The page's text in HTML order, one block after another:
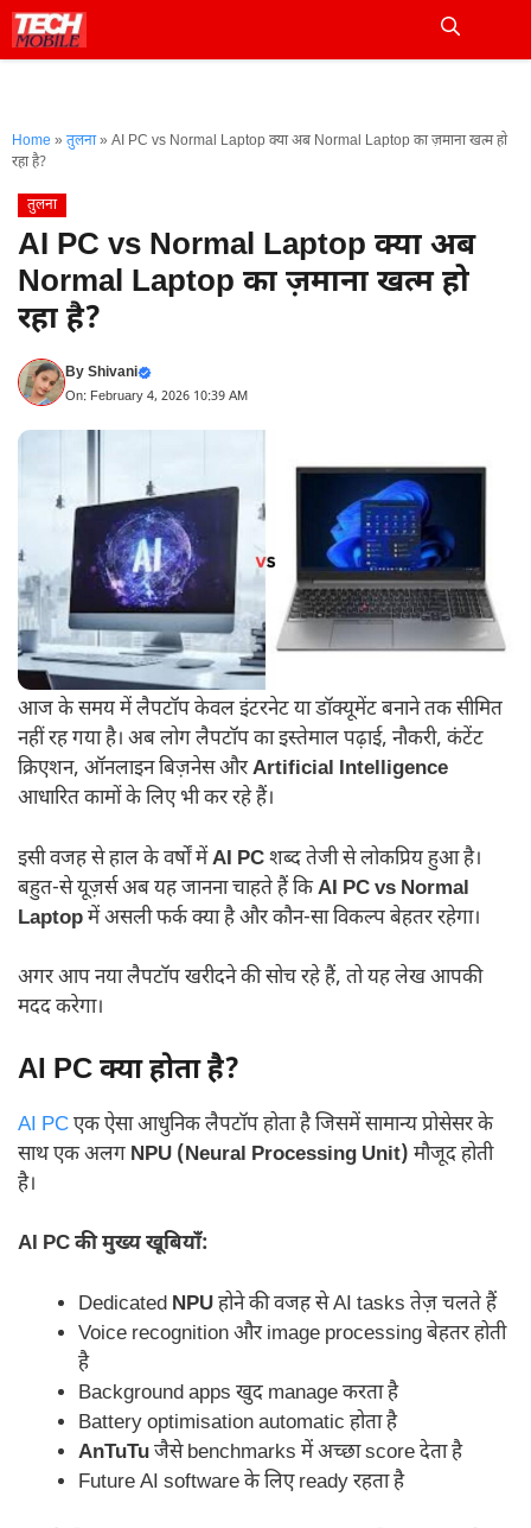
Skip
to
Home » तुलना» AI PC vs Normal Laptop क्या अब Normal Laptop का ज़माना खत्म हो
रहा है?
तुलना
AI PC vs Normal Laptop क्या अब
Normal Laptop का ज़माना खत्म हो
रहा है?
ByShivani
On: February 4, 2026 10:39 AM
आज के समय में लैपटॉप केवल इंटरनेट या डॉक्यूमेंट बनाने तक सीमित
नहीं रह गया है। अब लोग लैपटॉप का इस्तेमाल पढ़ाई, नौकरी, कंटेंट
क्रिएशन, ऑनलाइन बिज़नेस औरArtificial Intelligence
आधारित कामों के लिए भी कर रहे हैं।
इसी वजह से हाल के वर्षों मेंAI PCशब्द तेजी से लोकप्रिय हुआ है।
बहुत-से यूज़र्स अब यह जानना चाहते हैं किAI PC vs Normal
Laptopमें असली फर्क क्या है और कौन-सा विकल्प बेहतर रहेगा।
अगर आप नया लैपटॉप खरीदने की सोच रहे हैं, तो यह लेख आपकी
मदद करेगा।
AI PC क्या होता है?
AI PCएक ऐसा आधुनिक लैपटॉप होता है जिसमें सामान्य प्रोसेसर के
साथ एक अलग NPU (Neural Processing Unit) मौजूद होती
है।
AI PC की मुख्य खूबियाँ:
Dedicated NPUहोने की वजह से AI tasks तेज़ चलते हैं
Voice recognition और image processing बेहतर होती
है
Background apps खुद manage करता है
Battery optimisation automatic होता है
AnTuTuजैसे benchmarks में अच्छा score देता है
Future AI software के लिए ready रहता है